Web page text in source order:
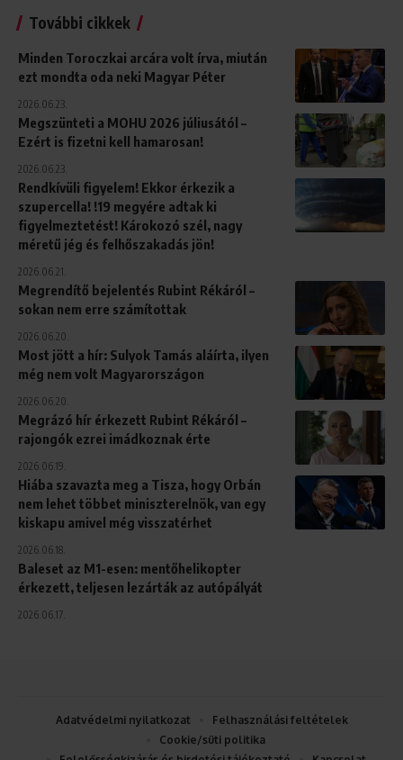
További cikkek
Minden Toroczkai arcára volt írva, miután
ezt mondta oda neki Magyar Péter
2026.06.23.
Megszünteti a MOHU 2026 júliusától –
Ezért is fizetni kell hamarosan!
2026.06.23.
Rendkívüli figyelem! Ekkor érkezik a
szupercella! !19 megyére adtak ki
figyelmeztetést! Károkozó szél, nagy
méretű jég és felhőszakadás jön!
2026.06.21.
Megrendítő bejelentés Rubint Rékáról –
sokan nem erre számítottak
2026.06.20.
Most jött a hír: Sulyok Tamás aláírta, ilyen
még nem volt Magyarországon
2026.06.20.
Megrázó hír érkezett Rubint Rékáról –
rajongók ezrei imádkoznak érte
2026.06.19.
Hiába szavazta meg a Tisza, hogy Orbán
nem lehet többet miniszterelnök, van egy
kiskapu amivel még visszatérhet
2026.06.18.
Baleset az M1-esen: mentőhelikopter
érkezett, teljesen lezárták az autópályát
2026.06.17.
Adatvédelmi nyilatkozat
Felhasználási feltételek
Cookie/süti politika